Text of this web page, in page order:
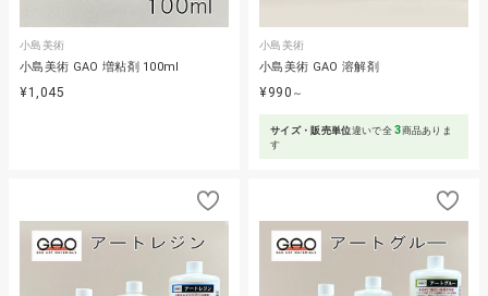
小島美術
小島美術 GAO 増粘剤 100ml
¥1,045
小島美術
小島美術 GAO 溶解剤
¥990 ～
サイズ・販売単位違いで全3商品ありま
す